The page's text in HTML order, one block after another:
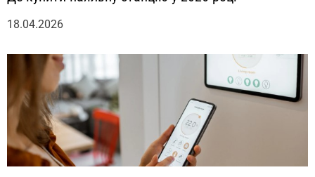
18.04.2026